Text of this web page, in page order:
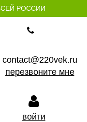
РОССИИ
contact@220vek.ru
перезвоните мне
войти